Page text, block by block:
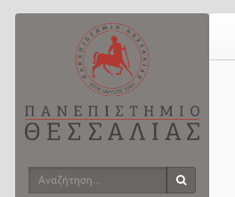
Αναζήτηση